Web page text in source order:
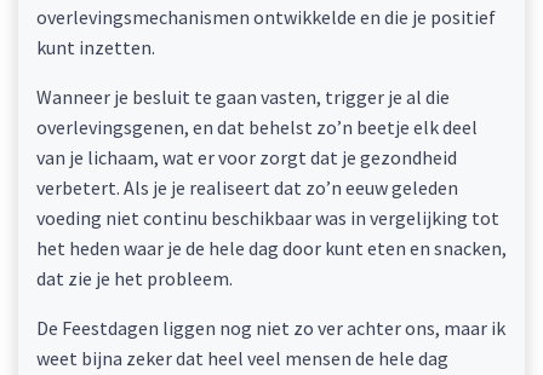
overlevingsmechanismen ontwikkelde en die je positief
kunt inzetten.
Wanneer je besluit te gaan vasten, trigger je al die
overlevingsgenen, en dat behelst zo’n beetje elk deel
van je lichaam, wat er voor zorgt dat je gezondheid
verbetert. Als je je realiseert dat zo’n eeuw geleden
voeding niet continu beschikbaar was in vergelijking tot
het heden waar je de hele dag door kunt eten en snacken,
dat zie je het probleem.
De Feestdagen liggen nog niet zo ver achter ons, maar ik
weet bijna zeker dat heel veel mensen de hele dag